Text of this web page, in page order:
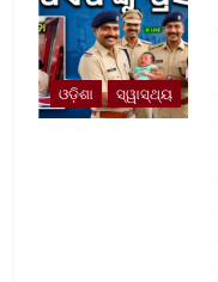
ଓଡ଼ିଶା ସ୍ୱାସ୍ଥ୍ୟ